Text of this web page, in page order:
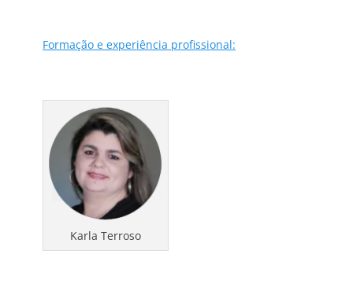
Formação e experiência profissional:
Karla Terroso